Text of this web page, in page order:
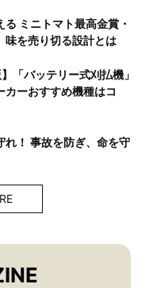
ミニトマト最高金賞・
味を売り切る設計とは
「バッテリー式刈払機」
カーおすすめ機種はコ
れ！ 事故を防ぎ、命を守